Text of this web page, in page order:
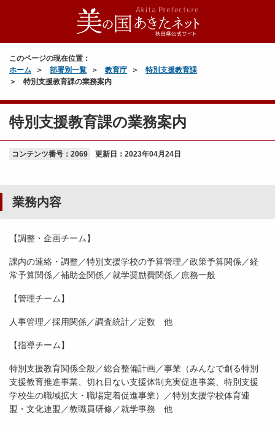
このページの現在位置：
ホーム
部署別一覧 教育庁
特別支援教育課
特別支援教育課の業務案内
特別支援教育課の業務案内
コンテンツ番号：2069 更新日： 2023年04月24日
業務内容
【調整・企画チーム】
課内の連絡・調整／特別支援学校の予算管理／政策予算関係／経
常予算関係／補助金関係／就学奨励費関係／庶務一般
【管理チーム】
人事管理／採用関係／調査統計／定数 他
【指導チーム】
特別支援教育関係全般／総合整備計画／事業（みんなで創る特別
支援教育推進事業、切れ目ない支援体制充実促進事業、特別支援
学校生の職域拡大・職場定着促進事業）／特別支援学校体育連
盟・文化連盟／教職員研修／就学事務 他